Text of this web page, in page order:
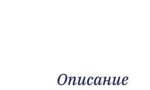
Описание